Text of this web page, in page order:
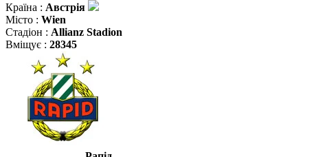
Країна : Австрія
Місто : Wien
Стадіон : Allianz Stadion
Вміщує : 28345